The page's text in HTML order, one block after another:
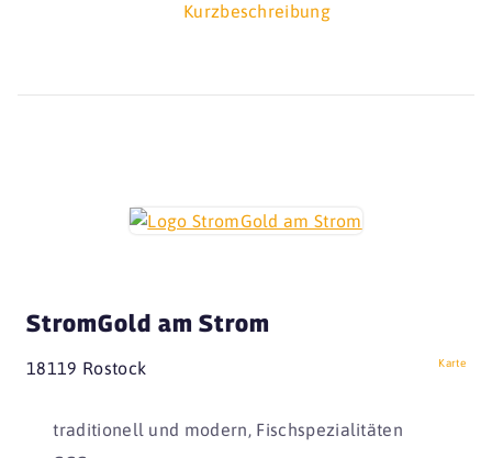
Kurzbeschreibung
StromGold am Strom
18119 Rostock Karte
traditionell und modern, Fischspezialitäten